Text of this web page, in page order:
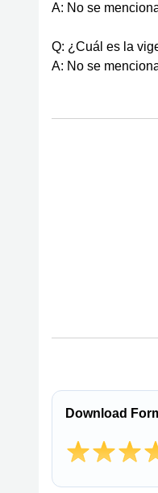
A: No se
Q: ¿Cuál es la
A: No se
Download